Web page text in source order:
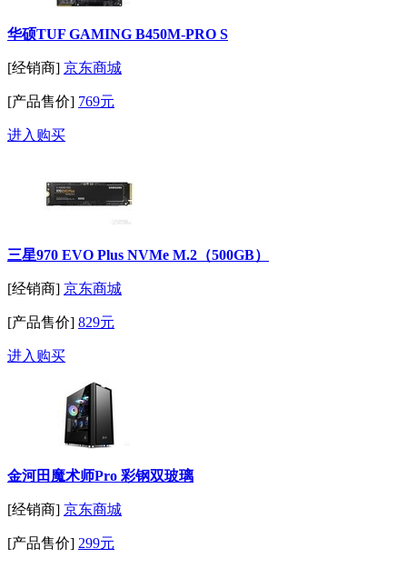
华硕TUF GAMING B450M-PRO S
[经销商] 京东商城
[产品售价] 769元
进入购买
三星970 EVO Plus NVMe M.2（500GB）
[经销商] 京东商城
[产品售价] 829元
进入购买
金河田魔术师Pro 彩钢双玻璃
[经销商] 京东商城
[产品售价] 299元